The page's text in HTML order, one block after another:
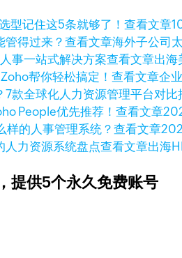
查看文章
查看文章海外子公司
查看文章出海
查看文章企
查看文章
查看文章
查看文章出海
提供5个永久免费账号